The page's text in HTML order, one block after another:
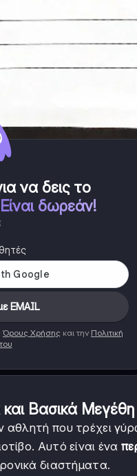
να δεις το
Είναι δωρεάν!
EMAIL
Όρους Χρήσης και την Πολιτική
και Βασικά Μεγέθη
που τρέχει
Αυτό είναι ένα
διαστήματα.